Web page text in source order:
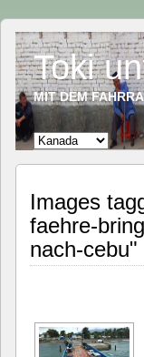
Toki
MIT DEM
Images
faehre-
nach-cebu"